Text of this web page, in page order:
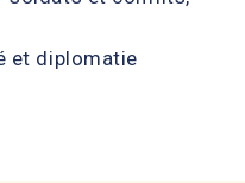
et diplomatie